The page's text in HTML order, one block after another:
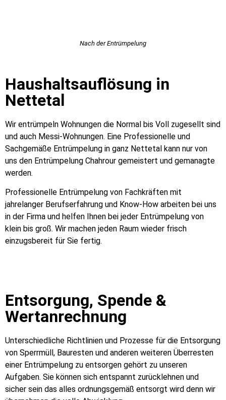
Nach der Entrümpelung
Haushaltsauflösung in
Nettetal
Wir entrümpeln Wohnungen die Normal bis Voll zugesellt sind
und auch Messi-Wohnungen. Eine Professionelle und
Sachgemäße Entrümpelung in ganz Nettetal kann nur von
uns den Entrümpelung Chahrour gemeistert und gemanagte
werden.
Professionelle Entrümpelung von Fachkräften mit
jahrelanger Berufserfahrung und Know-How arbeiten bei uns
in der Firma und helfen Ihnen bei jeder Entrümpelung von
klein bis groß. Wir machen jeden Raum wieder frisch
einzugsbereit für Sie fertig.
Entsorgung, Spende &
Wertanrechnung
Unterschiedliche Richtlinien und Prozesse für die Entsorgung
von Sperrmüll, Bauresten und anderen weiteren Überresten
einer Entrümpelung zu entsorgen gehört zu unseren
Aufgaben. Sie können sich entspannt zurücklehnen und
sicher sein das alles ordnungsgemäß entsorgt wird denn wir